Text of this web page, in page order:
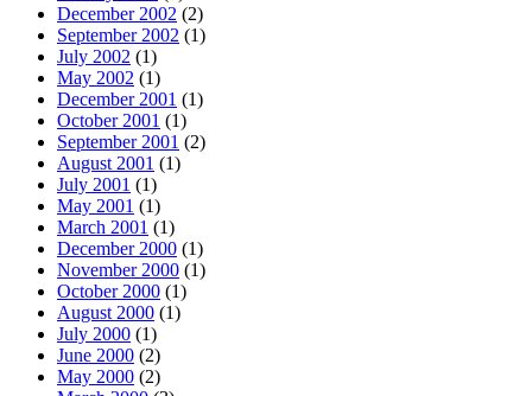
December 2002 (2)
September 2002 (1)
July 2002 (1)
May 2002 (1)
December 2001 (1)
October 2001 (1)
September 2001 (2)
August 2001 (1)
July 2001 (1)
May 2001 (1)
March 2001 (1)
December 2000 (1)
November 2000 (1)
October 2000 (1)
August 2000 (1)
July 2000 (1)
June 2000 (2)
May 2000 (2)